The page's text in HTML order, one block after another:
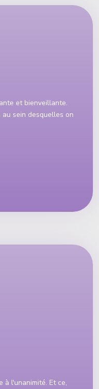
et bienveillante.
sein desquelles on
l'unanimité. Et ce,